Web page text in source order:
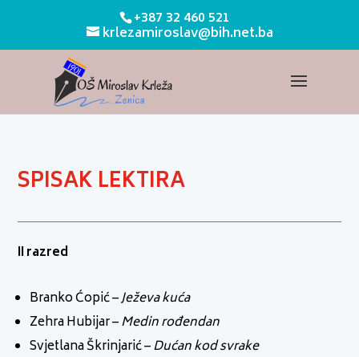
+387 32 460 521
krlezamiroslav@bih.net.ba
SPISAK LEKTIRA
II razred
Branko Ćopić –Ježeva kuća
Zehra Hubijar –Medin rođendan
Svjetlana Škrinjarić –Dućan kod svrake